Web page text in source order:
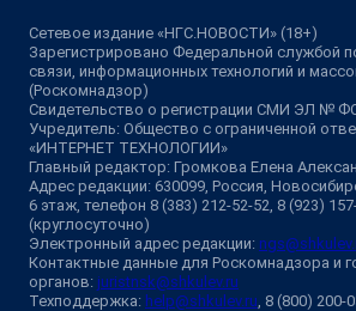
Сетевое издание «НГС.НОВОСТИ» (18+)
Зарегистрировано Федеральной службой
связи, информационных технологий и
(Роскомнадзор)
Свидетельство о регистрации СМИ ЭЛ №
Учредитель: Общество с ограниченной
«ИНТЕРНЕТ ТЕХНОЛОГИИ»
Главный редактор: Громкова Елена
Адрес редакции: 630099, Россия,
6 этаж, телефон 8 (383) 212-52-52, 8 (923)
(круглосуточно)
Электронный адрес редакции:
Контактные данные для Роскомнадзора и
органов: juristnsk@shkulev.ru
Техподдержка: help@shkulev.ru , 8 (800)